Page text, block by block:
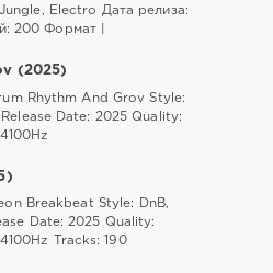
Electro Дата релиза:
200 Формат |
(2025)
Rhythm And Grov Style:
Date: 2025 Quality:
Breakbeat Style: DnB,
Date: 2025 Quality:
Tracks: 190